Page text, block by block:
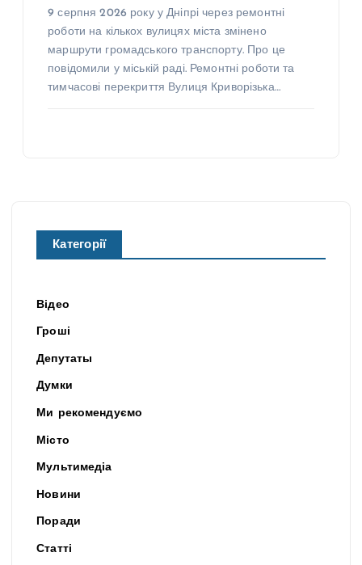
9 серпня 2026 року у Дніпрі через ремонтні
роботи на кількох вулицях міста змінено
маршрути громадського транспорту. Про це
повідомили у міській раді. Ремонтні роботи та
тимчасові перекриття Вулиця Криворізька…
Категорії
Відео
Гроші
Депутаты
Думки
Ми рекомендуємо
Місто
Мультимедіа
Новини
Поради
Статті